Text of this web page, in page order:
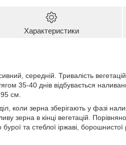
Характеристики
середній. Тривалість
35-40 днів відбувається
см.
коли зерна зберігають у фазі
зерна в кінці вегетацій.
та стеблої іржаві,